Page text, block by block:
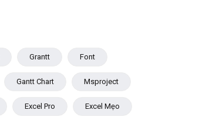
Grantt Font
Gantt Chart Msproject
Excel Pro Excel Mẹo